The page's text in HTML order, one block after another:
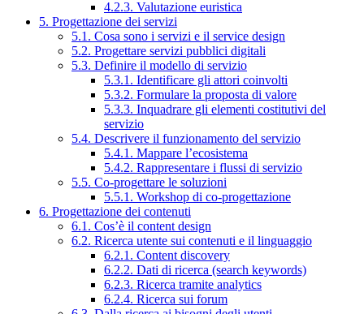
4.2.3. Valutazione euristica
5. Progettazione dei servizi
5.1. Cosa sono i servizi e il service design
5.2. Progettare servizi pubblici digitali
5.3. Definire il modello di servizio
5.3.1. Identificare gli attori coinvolti
5.3.2. Formulare la proposta di valore
5.3.3. Inquadrare gli elementi costitutivi del
servizio
5.4. Descrivere il funzionamento del servizio
5.4.1. Mappare l’ecosistema
5.4.2. Rappresentare i flussi di servizio
5.5. Co-progettare le soluzioni
5.5.1. Workshop di co-progettazione
6. Progettazione dei contenuti
6.1. Cos’è il content design
6.2. Ricerca utente sui contenuti e il linguaggio
6.2.1. Content discovery
6.2.2. Dati di ricerca (search keywords)
6.2.3. Ricerca tramite analytics
6.2.4. Ricerca sui forum